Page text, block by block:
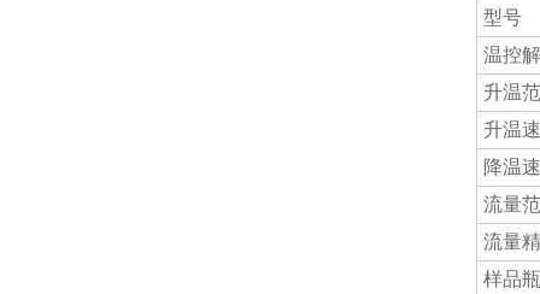
型号
温控
升温
升温
降温
流量
流量
样品